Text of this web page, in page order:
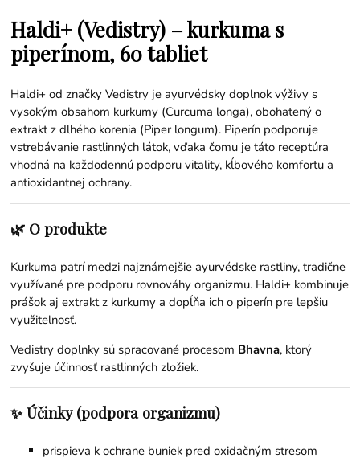
Haldi+ (Vedistry) – kurkuma s
piperínom, 60 tabliet
Haldi+ od značky Vedistry je ayurvédsky doplnok výživy s
vysokým obsahom kurkumy (Curcuma longa), obohatený o
extrakt z dlhého korenia (Piper longum). Piperín podporuje
vstrebávanie rastlinných látok, vďaka čomu je táto receptúra
vhodná na každodennú podporu vitality, kĺbového komfortu a
antioxidantnej ochrany.
🌿 O produkte
Kurkuma patrí medzi najznámejšie ayurvédske rastliny, tradične
využívané pre podporu rovnováhy organizmu. Haldi+ kombinuje
prášok aj extrakt z kurkumy a dopĺňa ich o piperín pre lepšiu
využiteľnosť.
Vedistry doplnky sú spracované procesom Bhavna, ktorý
zvyšuje účinnosť rastlinných zložiek.
✨ Účinky (podpora organizmu)
prispieva k ochrane buniek pred oxidačným stresom